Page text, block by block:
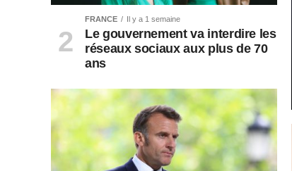
FRANCE Il y a 1 semaine
Le gouvernement va interdire les
réseaux sociaux aux plus de 70
ans